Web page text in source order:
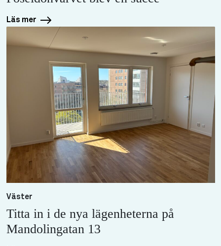
Läs mer
Väster
Titta in i de nya lägenheterna på
Mandolingatan 13